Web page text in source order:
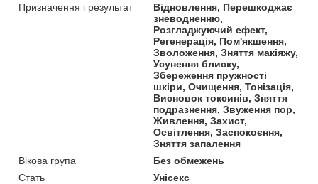
Призначення і результат
Відновлення, Перешкоджає
зневодненню,
Розгладжуючий ефект,
Регенерація, Пом'якшення,
Зволоження, Зняття макіяжу,
Усунення блиску,
Збереження пружності
шкіри, Очищення, Тонізація,
Висновок токсинів, Зняття
подразнення, Звуження пор,
Живлення, Захист,
Освітлення, Заспокоєння,
Зняття запалення
Вікова група
Без обмежень
Стать
Унісекс